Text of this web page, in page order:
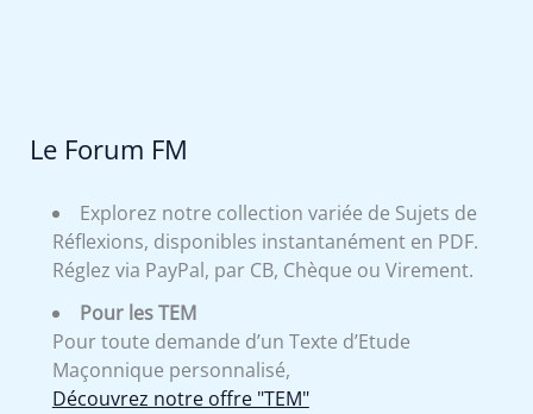
Le Forum FM
Explorez notre collection variée de Sujets de
Réflexions, disponibles instantanément en PDF.
Réglez via PayPal, par CB, Chèque ou Virement.
Pour les TEM
Pour toute demande d’un Texte d’Etude
Maçonnique personnalisé,
Découvrez notre offre "TEM"